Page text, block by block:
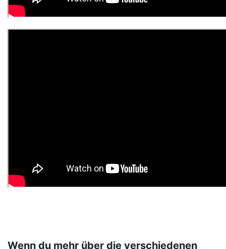
Wenn du mehr über die verschiedenen